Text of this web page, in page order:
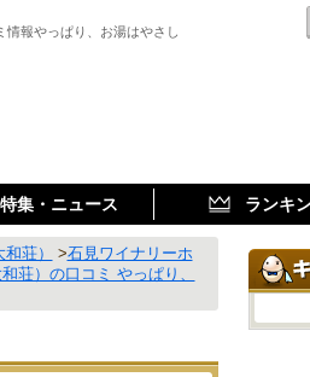
報やっぱり、お湯はやさし
特集・ニュース ランキ
荘） >石見ワイナリーホ
荘）の口コミ やっぱり、